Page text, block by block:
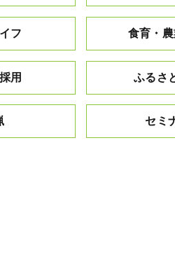
フ 食育・
用 ふるさ
セミ